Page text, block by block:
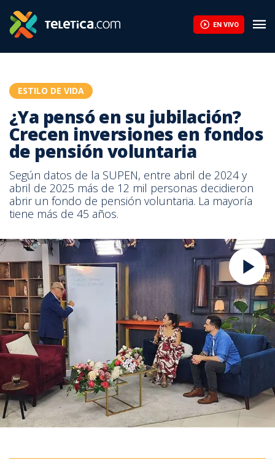
EN VIVO
ESTILO DE VIDA
¿Ya pensó en su jubilación?
Crecen inversiones en fondos
de pensión voluntaria
Según datos de la SUPEN, entre abril de 2024 y
abril de 2025 más de 12 mil personas decidieron
abrir un fondo de pensión voluntaria. La mayoría
tiene más de 45 años.